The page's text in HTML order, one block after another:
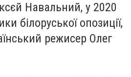
Навальний, у 2020
білоруської опозиції,
режисер Олег